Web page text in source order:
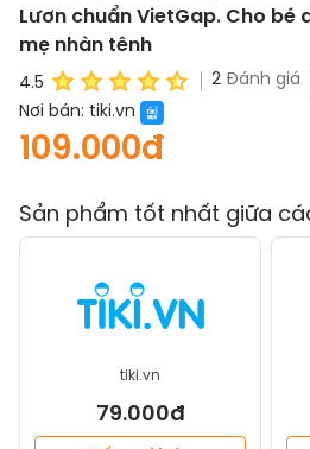
Lươn chuẩn VietGap. Cho bé
mẹ nhàn tênh
4.5 2 Đánh giá
Nơi bán: tiki.vn
109.000đ
Sản phẩm tốt nhất giữa
tiki.vn
79.000đ